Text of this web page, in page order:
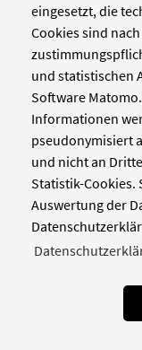
eingesetzt, die
Cookies sind
und statistischen
Software
Informationen
pseudonymisiert
und nicht an
Statistik-Cookies.
Auswertung der
Verlag
Zellwerk GmbH & Co
Pinienstraße 2
40233 Düsseldorf
www.zellwerk.com